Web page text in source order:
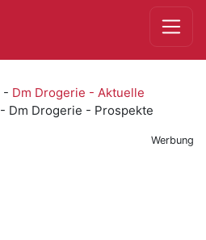
- Dm Drogerie - Aktuelle
- Dm Drogerie - Prospekte
Werbung